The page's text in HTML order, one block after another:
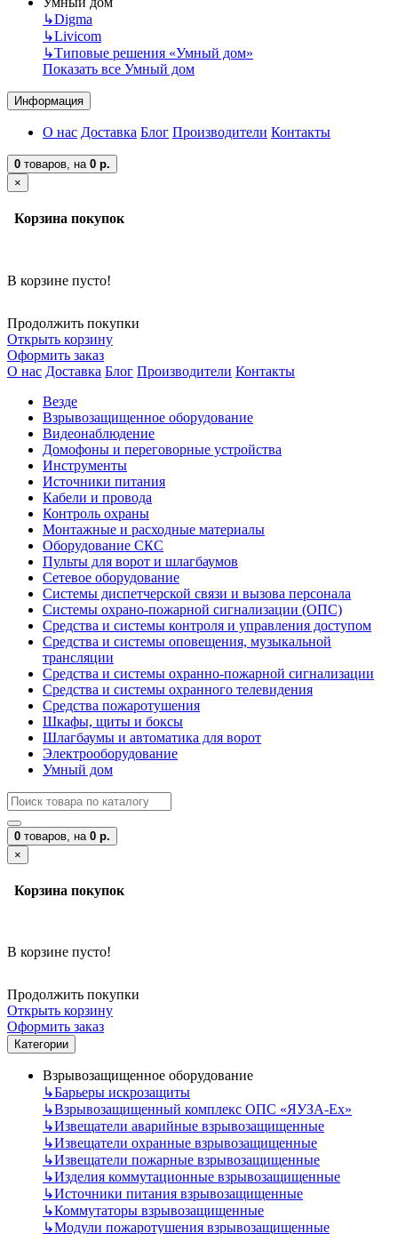
↳Digma
↳Livicom
↳Типовые решения «Умный дом»
Показать все Умный дом
Информация
О нас Доставка Блог Производители Контакты
0 товаров, на 0 р.
×
Корзина покупок
В корзине пусто!
Продолжить покупки
Открыть корзину
Оформить заказ
О нас Доставка Блог Производители Контакты
Везде
Взрывозащищенное оборудование
Видеонаблюдение
Домофоны и переговорные устройства
Инструменты
Источники питания
Кабели и провода
Контроль охраны
Монтажные и расходные материалы
Оборудование СКС
Пульты для ворот и шлагбаумов
Сетевое оборудование
Системы диспетчерской связи и вызова персонала
Системы охрано-пожарной сигнализации (ОПС)
Средства и системы контроля и управления доступом
Средства и системы оповещения, музыкальной
трансляции
Средства и системы охранно-пожарной сигнализации
Средства и системы охранного телевидения
Средства пожаротушения
Шкафы, щиты и боксы
Шлагбаумы и автоматика для ворот
Электрооборудование
Умный дом
0 товаров, на 0 р.
×
Корзина покупок
В корзине пусто!
Продолжить покупки
Открыть корзину
Оформить заказ
Категории
Взрывозащищенное оборудование
↳Барьеры искрозащиты
↳Взрывозащищенный комплекс ОПС «ЯУЗА-Ех»
↳Извещатели аварийные взрывозащищенные
↳Извещатели охранные взрывозащищенные
↳Извещатели пожарные взрывозащищенные
↳Изделия коммутационные взрывозащищенные
↳Источники питания взрывозащищенные
↳Коммутаторы взрывозащищенные
↳Модули пожаротушения взрывозащищенные